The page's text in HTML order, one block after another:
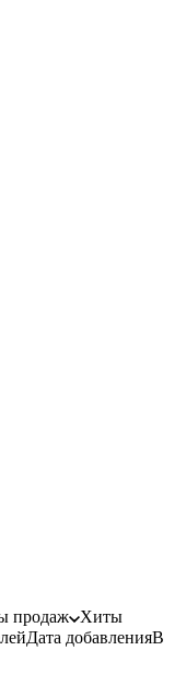
продаж
Хиты
Дата добавленияВ